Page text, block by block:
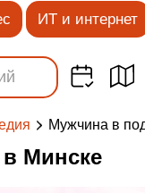
ИТ и интернет
Мужчина в
Минске